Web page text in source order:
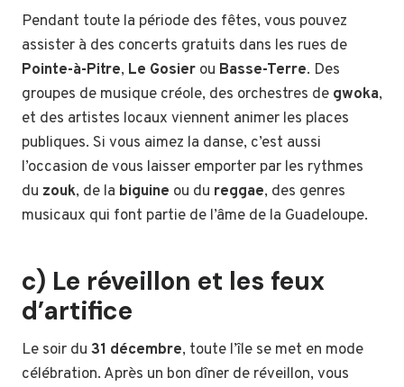
Pendant toute la période des fêtes, vous pouvez
assister à des concerts gratuits dans les rues de
Pointe-à-Pitre, Le Gosier ou Basse-Terre. Des
groupes de musique créole, des orchestres de gwoka,
et des artistes locaux viennent animer les places
publiques. Si vous aimez la danse, c’est aussi
l’occasion de vous laisser emporter par les rythmes
du zouk, de la biguine ou du reggae, des genres
musicaux qui font partie de l’âme de la Guadeloupe.
c) Le réveillon et les feux
d’artifice
Le soir du 31 décembre, toute l’île se met en mode
célébration. Après un bon dîner de réveillon, vous